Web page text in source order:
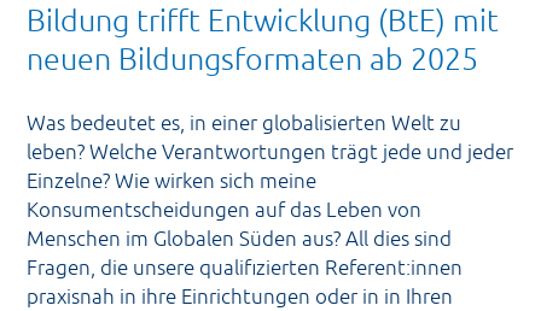
Niederlassungen
Projekte/Programme
Publikationen/Materialien
Der Trägerverein
Bildung trifft Entwicklung (BtE) mit
neuen Bildungsformaten ab 2025
Was bedeutet es, in einer globalisierten Welt zu
leben? Welche Verantwortungen trägt jede und jeder
Einzelne? Wie wirken sich meine
Konsumentscheidungen auf das Leben von
Menschen im Globalen Süden aus? All dies sind
Fragen, die unsere qualifizierten Referent:innen
praxisnah in ihre Einrichtungen oder in in Ihren